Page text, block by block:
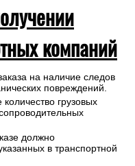
компаний
на наличие следов
повреждений.
грузовых
должно
в транспортной